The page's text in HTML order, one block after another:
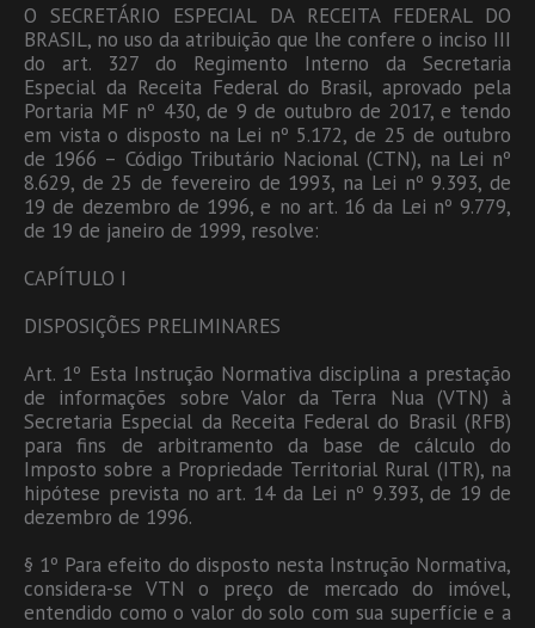
O SECRETÁRIO ESPECIAL DA RECEITA FEDERAL DO
BRASIL, no uso da atribuição que lhe confere o inciso III
do art. 327 do Regimento Interno da Secretaria
Especial da Receita Federal do Brasil, aprovado pela
Portaria MF nº 430, de 9 de outubro de 2017, e tendo
em vista o disposto na Lei nº 5.172, de 25 de outubro
de 1966 – Código Tributário Nacional (CTN), na Lei nº
8.629, de 25 de fevereiro de 1993, na Lei nº 9.393, de
19 de dezembro de 1996, e no art. 16 da Lei nº 9.779,
de 19 de janeiro de 1999, resolve:
CAPÍTULO I
DISPOSIÇÕES PRELIMINARES
Art. 1º Esta Instrução Normativa disciplina a prestação
de informações sobre Valor da Terra Nua (VTN) à
Secretaria Especial da Receita Federal do Brasil (RFB)
para fins de arbitramento da base de cálculo do
Imposto sobre a Propriedade Territorial Rural (ITR), na
hipótese prevista no art. 14 da Lei nº 9.393, de 19 de
dezembro de 1996.
§ 1º Para efeito do disposto nesta Instrução Normativa,
considera-se VTN o preço de mercado do imóvel,
entendido como o valor do solo com sua superfície e a